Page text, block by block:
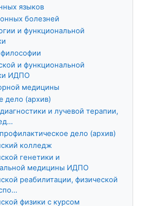
языков
болезней
и функциональной
и функциональной
ИДПО
медицины
дело (архив)
и лучевой терапии,
дело (архив)
колледж
генетики и
медицины ИДПО
реабилитации, физической
физики с курсом